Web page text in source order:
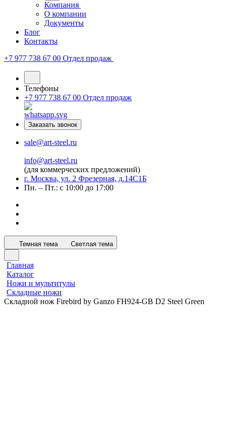
Компания
О компании
Документы
Блог
Контакты
+7 977 738 67 00 Отдел продаж
Телефоны
+7 977 738 67 00 Отдел продаж
Заказать звонок
sale@art-steel.ru
info@art-steel.ru
(для коммерческих предложений)
г. Москва, ул. 2 Фрезерная, д.14С1Б
Пн. – Пт.: с 10:00 до 17:00
Темная тема Светлая тема
Главная
Каталог
Ножи и мультитулы
Складные ножи
Складной нож Firebird by Ganzo FH924-GB D2 Steel Green